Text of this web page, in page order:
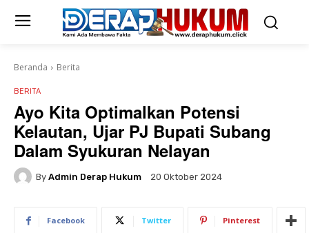
Beranda Berita
BERITA
Ayo Kita Optimalkan Potensi
Kelautan, Ujar PJ Bupati Subang
Dalam Syukuran Nelayan
By Admin Derap Hukum 20 Oktober 2024
Facebook Twitter Pinterest